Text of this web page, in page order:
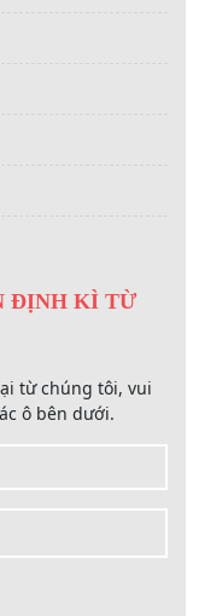
ĐỊNH KÌ TỪ
từ chúng tôi, vui
ô bên dưới.